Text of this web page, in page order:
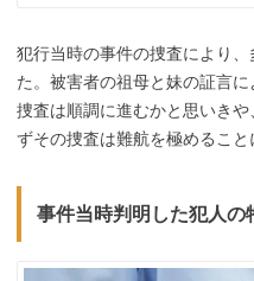
犯行当時の事件の捜査により
た。被害者の祖母と妹の証言に
捜査は順調に進むかと思いき
ずその捜査は難航を極めること
事件当時判明した犯人の